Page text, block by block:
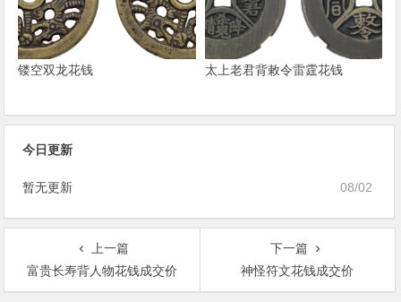
镂空双龙花钱 太上老君背敕令雷霆花钱
今日更新
08/02
暂无更新
上一篇
富贵长寿背人物花钱成交价
下一篇
神怪符文花钱成交价